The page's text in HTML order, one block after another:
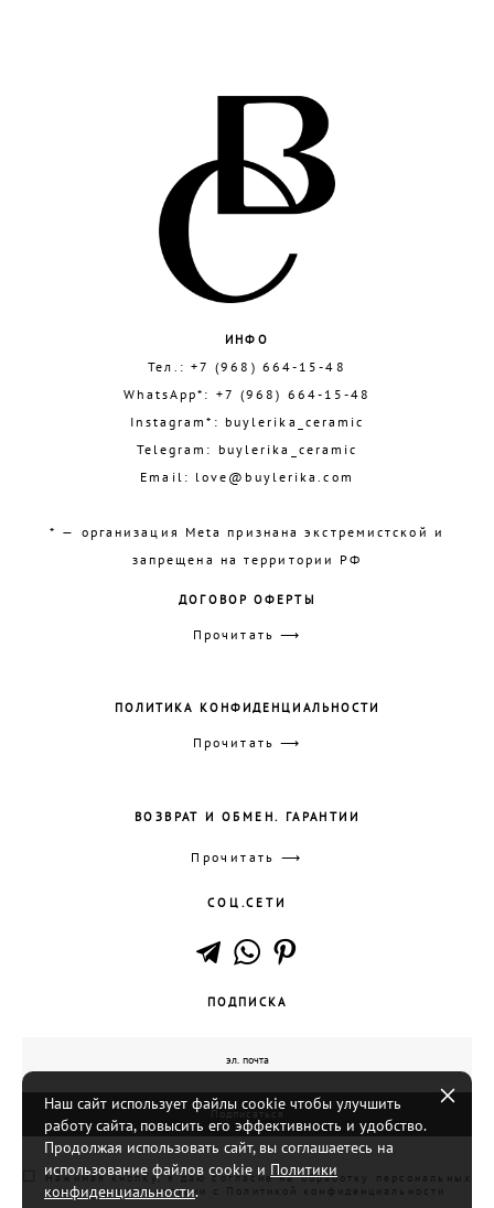
ИНФО
Тел.: +7 (968) 664-15-48
WhatsApp*: +7 (968) 664-15-48
Instagram*: buylerika_ceramic
Telegram: buylerika_ceramic
Email: love@buylerika.com
* — организация Meta признана экстремистской и
запрещена на территории РФ
ДОГОВОР ОФЕРТЫ
Прочитать ⟶
ПОЛИТИКА КОНФИДЕНЦИАЛЬНОСТИ
Прочитать ⟶
ВОЗВРАТ И ОБМЕН. ГАРАНТИИ
Прочитать ⟶
СОЦ.СЕТИ
ПОДПИСКА
Подписаться
☐Нажимая кнопку, я даю согласие на обработку персональных
данных в соответствии с Политикой конфиденциальности
Наш сайт использует файлы cookie чтобы улучшить
работу сайта, повысить его эффективность и удобство.
Продолжая использовать сайт, вы соглашаетесь на
использование файлов cookie и Политики
конфиденциальности.